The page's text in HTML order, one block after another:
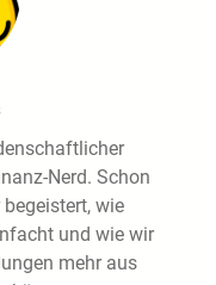
Nerd. Schon
wie
und wie wir
mehr aus